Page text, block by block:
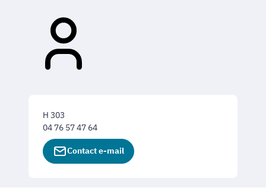
H 303
04 76 57 47 64
Contact e-mail